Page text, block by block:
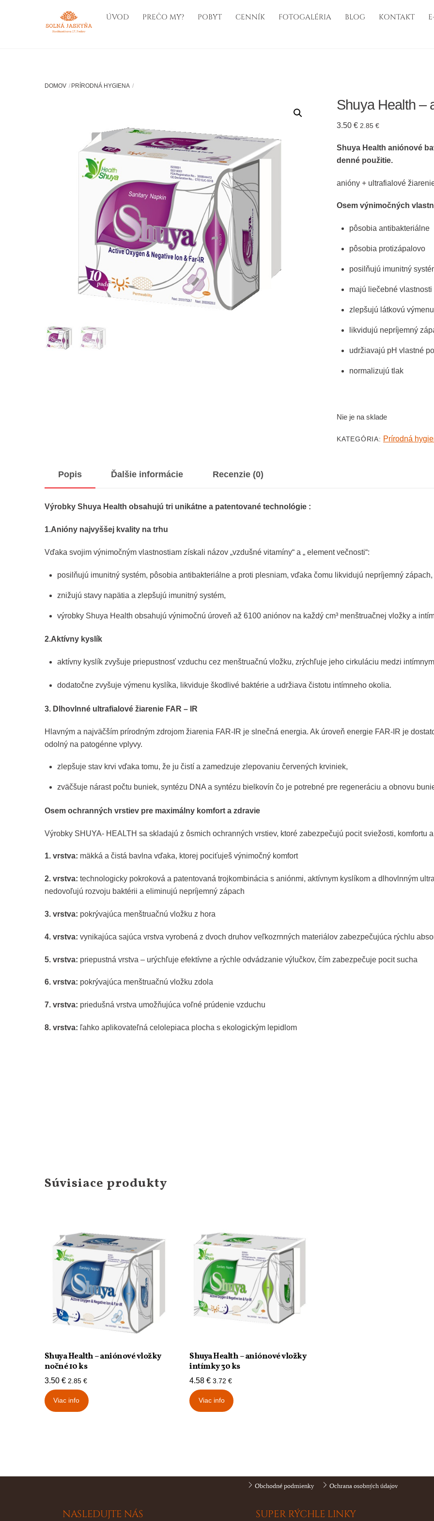
ÚVOD PREČO MY? POBYT CENNÍK FOTOGALÉRIA BLOG KONTAKT
DOMOV PRÍRODNÁ HYGIENA
Shuya Health –
3.50€ 2.85€
Shuya Health aniónové
denné použitie.
anióny + ultrafialové
Osem výnimočných
pôsobia antibakteriálne
pôsobia protizápalovo
posilňujú imunitný
majú liečebné vlastnosti
zlepšujú látkovú výmenu
likvidujú nepríjemný
udržiavajú pH vlastné
normalizujú tlak
Nie je na sklade
KATEGÓRIA: Prírodná
Popis Ďalšie informácie Recenzie (0)
Výrobky Shuya Health obsahujú tri unikátne a patentované technológie :
1.Anióny najvyššej kvality na trhu
Vďaka svojim výnimočným vlastnostiam získali názov „vzdušné vitamíny“ a „ element večnosti“:
posilňujú imunitný systém, pôsobia antibakteriálne a proti plesniam, vďaka čomu likvidujú nepríjemný zápach,
znižujú stavy napätia a zlepšujú imunitný systém,
výrobky Shuya Health obsahujú výnimočnú úroveň až 6100 aniónov na každý cm³ menštruačnej vložky a
2.Aktívny kyslík
aktívny kyslík zvyšuje priepustnosť vzduchu cez menštruačnú vložku, zrýchľuje jeho cirkuláciu medzi
dodatočne zvyšuje výmenu kyslíka, likviduje škodlivé baktérie a udržiava čistotu intímneho okolia.
3. Dlhovlnné ultrafialové žiarenie FAR – IR
Hlavným a najväčším prírodným zdrojom žiarenia FAR-IR je slnečná energia. Ak úroveň energie FAR-IR je
odolný na patogénne vplyvy.
zlepšuje stav krvi vďaka tomu, že ju čistí a zamedzuje zlepovaniu červených krviniek,
zväčšuje nárast počtu buniek, syntézu DNA a syntézu bielkovín čo je potrebné pre regeneráciu a obnovu
Osem ochranných vrstiev pre maximálny komfort a zdravie
Výrobky SHUYA- HEALTH sa skladajú z ôsmich ochranných vrstiev, ktoré zabezpečujú pocit sviežosti, komfortu
1. vrstva: mäkká a čistá bavlna vďaka, ktorej pociťuješ výnimočný komfort
2. vrstva: technologicky pokroková a patentovaná trojkombinácia s aniónmi, aktívnym kyslíkom a dlhovlnným
nedovoľujú rozvoju baktérii a eliminujú nepríjemný zápach
3. vrstva: pokrývajúca menštruačnú vložku z hora
4. vrstva: vynikajúca sajúca vrstva vyrobená z dvoch druhov veľkozrnných materiálov zabezpečujúca rýchlu
5. vrstva: priepustná vrstva – urýchľuje efektívne a rýchle odvádzanie výlučkov, čím zabezpečuje pocit sucha
6. vrstva: pokrývajúca menštruačnú vložku zdola
7. vrstva: priedušná vrstva umožňujúca voľné prúdenie vzduchu
8. vrstva: ľahko aplikovateľná celolepiaca plocha s ekologickým lepidlom
Súvisiace produkty
Shuya Health – aniónové vložky
nočné 10 ks
3.50 € 2.85 €
Viac info
Shuya Health – aniónové vložky
intímky 30 ks
4.58€ 3.72€
Viac info
Obchodné podmienky Ochrana osobných údajov
NASLEDUJTE NÁS SUPER RÝCHLE LINKY